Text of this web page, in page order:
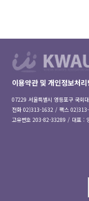
이용약관 및 개인정보처리
07229 서울특별시 영등포구 국회
전화 02)313-1632 / 팩스
고유번호 203-82-33289 / 대표 :